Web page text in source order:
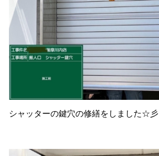
シャッターの鍵穴の修繕をしました☆彡